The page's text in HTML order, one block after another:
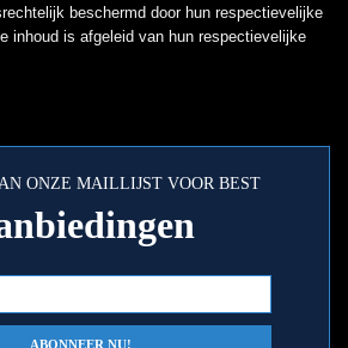
beschermd door hun respectievelijke
inhoud is afgeleid van hun respectievelijke
ONZE MAILLIJST VOOR BEST